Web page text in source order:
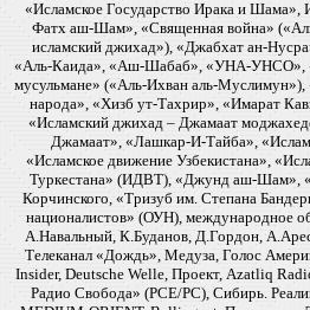
«Исламское Государство Ирака и
Фатх аш-Шам», «Священная война»
исламский джихад»), «Джабхат ан-
«Аль-Каида», «Аш-Шабаб», «УНА-УНСО»,
мусульмане» («Аль-Ихван аль-
народа», «Хизб ут-Тахрир», «Имарат
«Исламский джихад – Джамаат
Джамаат», «Лашкар-И-Тайба»,
«Исламское движение Узбекистана»,
Туркестана» (ИДВТ), «Джунд аш-Шам»,
Корчинского, «Тризуб им. Степана
националистов» (ОУН), международное
А.Навальный, К.Буданов, Д.Гордон,
Телеканал «Дождь», Медуза, Голос
Insider, Deutsche Welle, Проект, Azatliq
Радио Свобода» (PCE/PC), Сибирь.